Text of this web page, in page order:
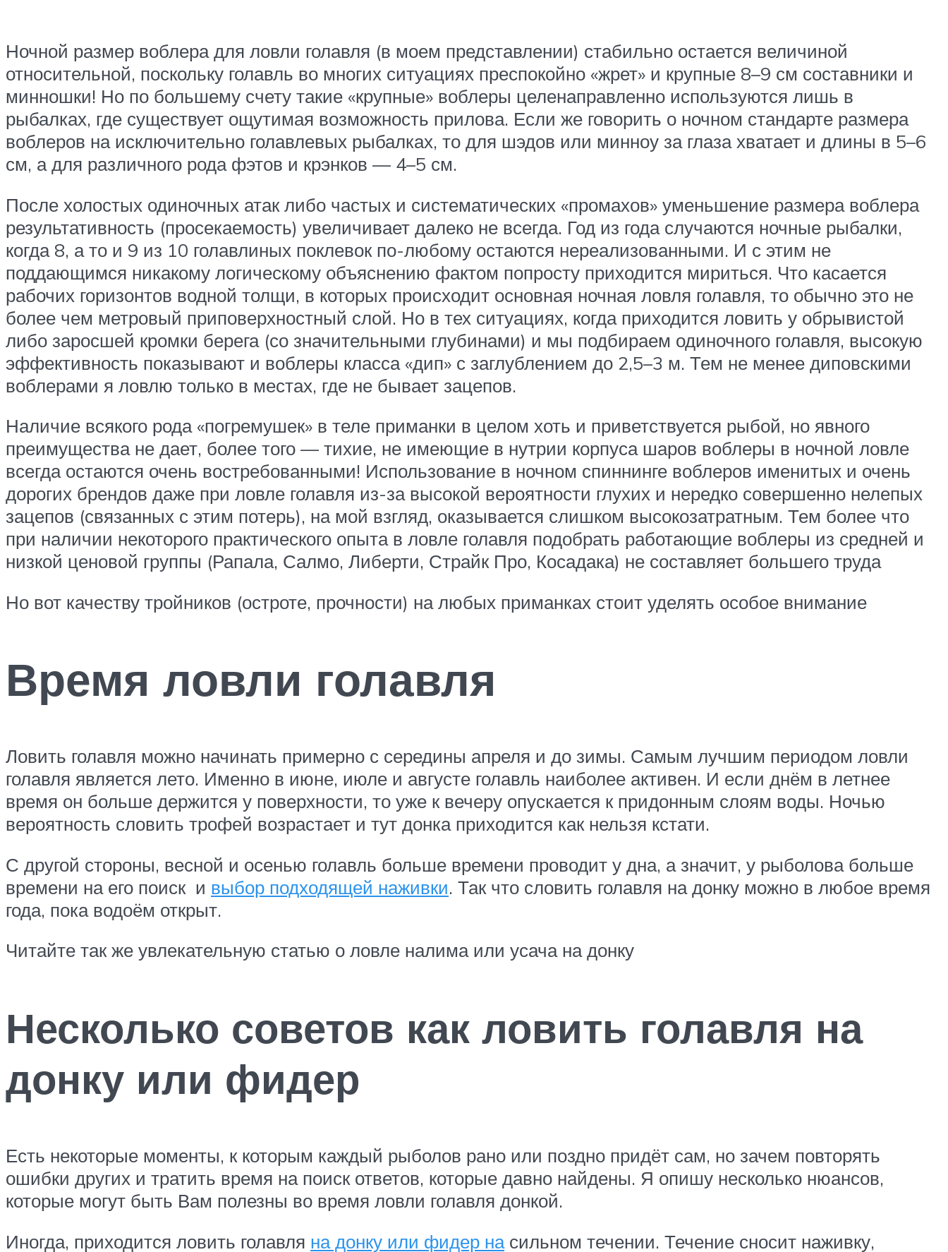
Ночной размер воблера для ловли голавля (в моем представлении) стабильно остается величиной
относительной, поскольку голавль во многих ситуациях преспокойно «жрет» и крупные 8–9 см составники и
минношки! Но по большему счету такие «крупные» воблеры целенаправленно используются лишь в
рыбалках, где существует ощутимая возможность прилова. Если же говорить о ночном стандарте размера
воблеров на исключительно голавлевых рыбалках, то для шэдов или минноу за глаза хватает и длины в 5–6
см, а для различного рода фэтов и крэнков — 4–5 см.
После холостых одиночных атак либо частых и систематических «промахов» уменьшение размера воблера
результативность (просекаемость) увеличивает далеко не всегда. Год из года случаются ночные рыбалки,
когда 8, а то и 9 из 10 голавлиных поклевок по-любому остаются нереализованными. И с этим не
поддающимся никакому логическому объяснению фактом попросту приходится мириться. Что касается
рабочих горизонтов водной толщи, в которых происходит основная ночная ловля голавля, то обычно это не
более чем метровый приповерхностный слой. Но в тех ситуациях, когда приходится ловить у обрывистой
либо заросшей кромки берега (со значительными глубинами) и мы подбираем одиночного голавля, высокую
эффективность показывают и воблеры класса «дип» с заглублением до 2,5–3 м. Тем не менее диповскими
воблерами я ловлю только в местах, где не бывает зацепов.
Наличие всякого рода «погремушек» в теле приманки в целом хоть и приветствуется рыбой, но явного
преимущества не дает, более того — тихие, не имеющие в нутрии корпуса шаров воблеры в ночной ловле
всегда остаются очень востребованными! Использование в ночном спиннинге воблеров именитых и очень
дорогих брендов даже при ловле голавля из-за высокой вероятности глухих и нередко совершенно нелепых
зацепов (связанных с этим потерь), на мой взгляд, оказывается слишком высокозатратным. Тем более что
при наличии некоторого практического опыта в ловле голавля подобрать работающие воблеры из средней и
низкой ценовой группы (Рапала, Салмо, Либерти, Страйк Про, Косадака) не составляет большего труда
Но вот качеству тройников (остроте, прочности) на любых приманках стоит уделять особое внимание
Время ловли голавля
Ловить голавля можно начинать примерно с середины апреля и до зимы. Самым лучшим периодом ловли
голавля является лето. Именно в июне, июле и августе голавль наиболее активен. И если днём в летнее
время он больше держится у поверхности, то уже к вечеру опускается к придонным слоям воды. Ночью
вероятность словить трофей возрастает и тут донка приходится как нельзя кстати.
С другой стороны, весной и осенью голавль больше времени проводит у дна, а значит, у рыболова больше
времени на его поиск и выбор подходящей наживки. Так что словить голавля на донку можно в любое время
года, пока водоём открыт.
Читайте так же увлекательную статью о ловле налима или усача на донку
Несколько советов как ловить голавля на
донку или фидер
Есть некоторые моменты, к которым каждый рыболов рано или поздно придёт сам, но зачем повторять
ошибки других и тратить время на поиск ответов, которые давно найдены. Я опишу несколько нюансов,
которые могут быть Вам полезны во время ловли голавля донкой.
Иногда, приходится ловить голавля на донку или фидер насильном течении. Течение сносит наживку,